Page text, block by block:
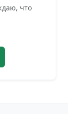
что